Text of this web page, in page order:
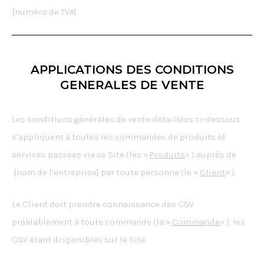
[numéro de TVA].
APPLICATIONS DES CONDITIONS
GENERALES DE VENTE
Les conditions générales de vente détaillées ci-dessous
s’appliquent à toutes les commandes de produits et
services passées via ce Site (les « Produits« ) auprès de
[nom de l’entreprise] par toute personne (le « Client« ).
Le Client doit prendre connaissance des CGV
préalablement à toute commande (la « Commande« ), les
CGV étant disponibles sur le Site.